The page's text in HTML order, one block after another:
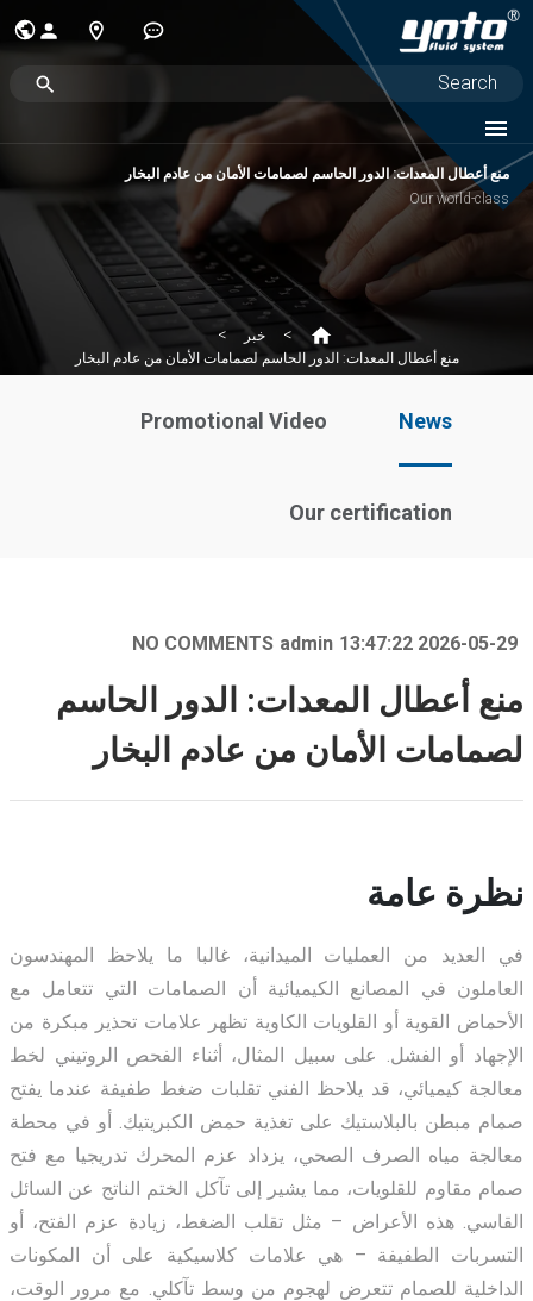
منع أعطال المعدات: الدور الحاسم لصمامات الأمان من عادم البخار
Our world-class
خبر
منع أعطال المعدات: الدور الحاسم لصمامات الأمان من عادم البخار
News
Promotional Video
Our certification
2026-05-29 13:47:22
admin
NO COMMENTS
منع أعطال المعدات: الدور الحاسم
لصمامات الأمان من عادم البخار
نظرة عامة
في العديد من العمليات الميدانية، غالبا ما يلاحظ المهندسون
العاملون في المصانع الكيميائية أن الصمامات التي تتعامل مع
الأحماض القوية أو القلويات الكاوية تظهر علامات تحذير مبكرة من
الإجهاد أو الفشل. على سبيل المثال، أثناء الفحص الروتيني لخط
معالجة كيميائي، قد يلاحظ الفني تقلبات ضغط طفيفة عندما يفتح
صمام مبطن بالبلاستيك على تغذية حمض الكبريتيك. أو في محطة
معالجة مياه الصرف الصحي، يزداد عزم المحرك تدريجيا مع فتح
صمام مقاوم للقلويات، مما يشير إلى تآكل الختم الناتج عن السائل
القاسي. هذه الأعراض – مثل تقلب الضغط، زيادة عزم الفتح، أو
التسربات الطفيفة – هي علامات كلاسيكية على أن المكونات
الداخلية للصمام تتعرض لهجوم من وسط تآكلي. مع مرور الوقت،